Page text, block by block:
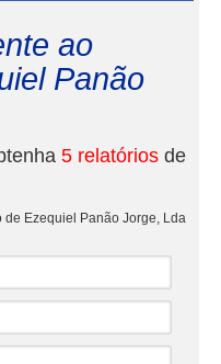
ao
Panão
5 relatórios de
de Ezequiel Panão Jorge, Lda